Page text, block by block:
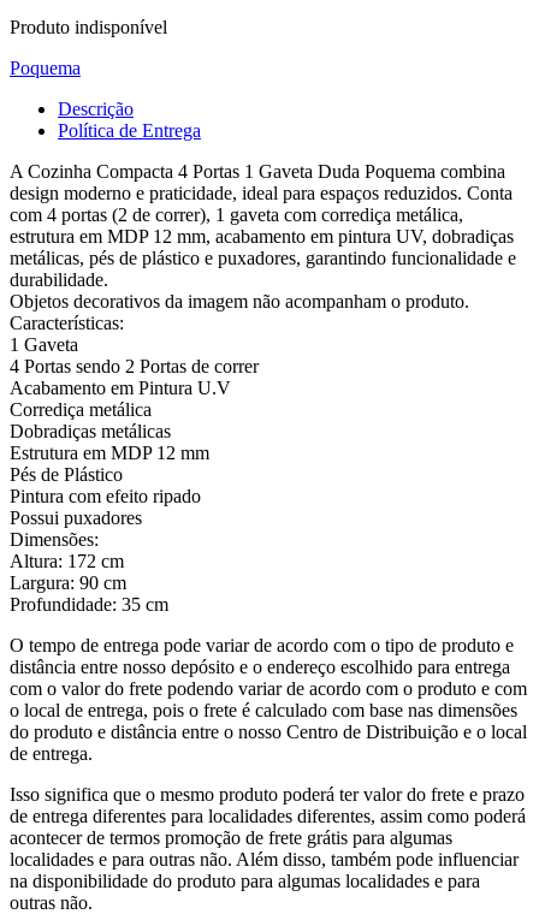
Produto indisponível
Poquema
Descrição
Política de Entrega
A Cozinha Compacta 4 Portas 1 Gaveta Duda Poquema combina
design moderno e praticidade, ideal para espaços reduzidos. Conta
com 4 portas (2 de correr), 1 gaveta com corrediça metálica,
estrutura em MDP 12 mm, acabamento em pintura UV, dobradiças
metálicas, pés de plástico e puxadores, garantindo funcionalidade e
durabilidade.
Objetos decorativos da imagem não acompanham o produto.
Características:
1 Gaveta
4 Portas sendo 2 Portas de correr
Acabamento em Pintura U.V
Corrediça metálica
Dobradiças metálicas
Estrutura em MDP 12 mm
Pés de Plástico
Pintura com efeito ripado
Possui puxadores
Dimensões:
Altura: 172 cm
Largura: 90 cm
Profundidade: 35 cm
O tempo de entrega pode variar de acordo com o tipo de produto e
distância entre nosso depósito e o endereço escolhido para entrega
com o valor do frete podendo variar de acordo com o produto e com
o local de entrega, pois o frete é calculado com base nas dimensões
do produto e distância entre o nosso Centro de Distribuição e o local
de entrega.
Isso significa que o mesmo produto poderá ter valor do frete e prazo
de entrega diferentes para localidades diferentes, assim como poderá
acontecer de termos promoção de frete grátis para algumas
localidades e para outras não. Além disso, também pode influenciar
na disponibilidade do produto para algumas localidades e para
outras não.